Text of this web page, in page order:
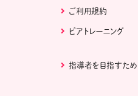
ご利用規約
ピアトレーニング
指導者を目指すた